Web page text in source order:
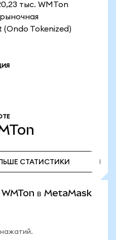
тыс. WMTon
(Ondo Tokenized)
СТАТИСТИКИ
WMTon в MetaMask
нажатий.